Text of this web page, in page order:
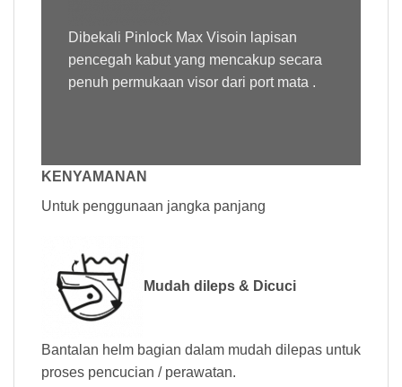
Dibekali Pinlock Max Visoin lapisan
pencegah kabut yang mencakup secara
penuh permukaan visor dari port mata .
KENYAMANAN
Untuk penggunaan jangka panjang
Mudah dileps & Dicuci
Bantalan helm bagian dalam mudah dilepas untuk
proses pencucian / perawatan.